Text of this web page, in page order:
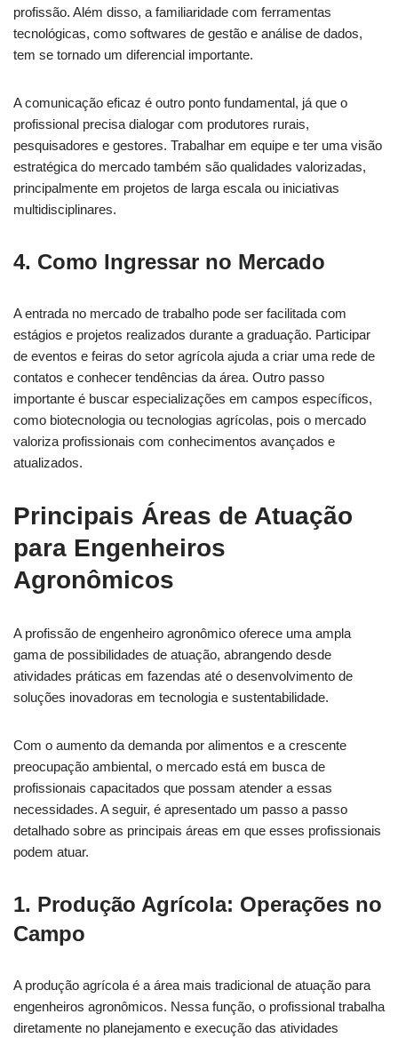
profissão. Além disso, a familiaridade com ferramentas
tecnológicas, como softwares de gestão e análise de dados,
tem se tornado um diferencial importante.
A comunicação eficaz é outro ponto fundamental, já que o
profissional precisa dialogar com produtores rurais,
pesquisadores e gestores. Trabalhar em equipe e ter uma visão
estratégica do mercado também são qualidades valorizadas,
principalmente em projetos de larga escala ou iniciativas
multidisciplinares.
4. Como Ingressar no Mercado
A entrada no mercado de trabalho pode ser facilitada com
estágios e projetos realizados durante a graduação. Participar
de eventos e feiras do setor agrícola ajuda a criar uma rede de
contatos e conhecer tendências da área. Outro passo
importante é buscar especializações em campos específicos,
como biotecnologia ou tecnologias agrícolas, pois o mercado
valoriza profissionais com conhecimentos avançados e
atualizados.
Principais Áreas de Atuação
para Engenheiros
Agronômicos
A profissão de engenheiro agronômico oferece uma ampla
gama de possibilidades de atuação, abrangendo desde
atividades práticas em fazendas até o desenvolvimento de
soluções inovadoras em tecnologia e sustentabilidade.
Com o aumento da demanda por alimentos e a crescente
preocupação ambiental, o mercado está em busca de
profissionais capacitados que possam atender a essas
necessidades. A seguir, é apresentado um passo a passo
detalhado sobre as principais áreas em que esses profissionais
podem atuar.
1. Produção Agrícola: Operações no
Campo
A produção agrícola é a área mais tradicional de atuação para
engenheiros agronômicos. Nessa função, o profissional trabalha
diretamente no planejamento e execução das atividades